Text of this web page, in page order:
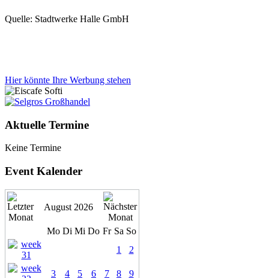
Quelle: Stadtwerke Halle GmbH
Hier könnte Ihre Werbung stehen
Aktuelle Termine
Keine Termine
Event Kalender
August 2026
Mo Di Mi Do Fr Sa So
1
2
3 4 5 6 7 8 9